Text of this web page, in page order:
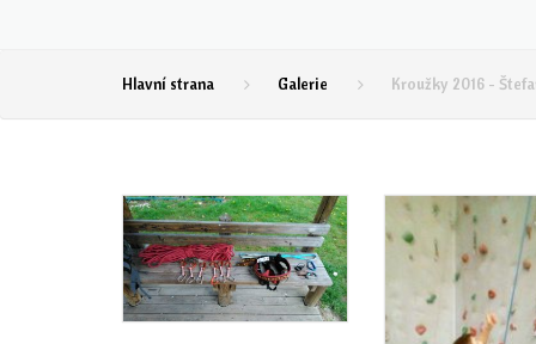
Hlavní strana Galerie Kroužky 2016 -